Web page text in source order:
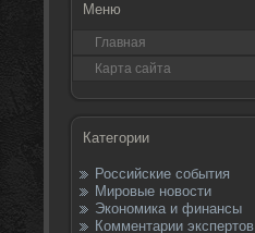
Меню
Главная
Карта сайта
Категории
Российские события
Мировые новости
Экономика и финансы
Комментарии экспертов